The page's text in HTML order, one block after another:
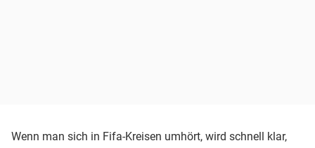
Wenn man sich in Fifa-Kreisen umhört, wird schnell klar,